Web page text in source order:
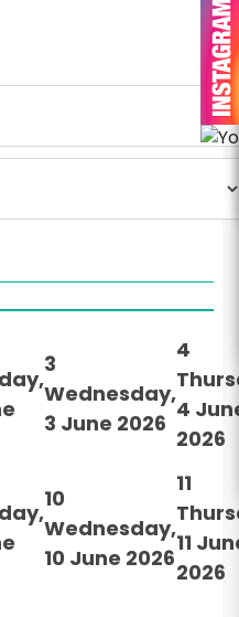
3
Wednesday,
3 June 2026
4
4
2026
10
Wednesday,
10 June 2026
11
11
2026